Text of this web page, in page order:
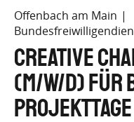
Offenbach am Main
Creative
(m/w/d) für
Projekttage